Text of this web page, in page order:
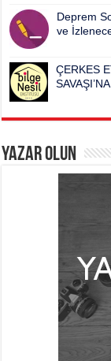
Deprem
ve
ÇERKES
Yazar Olun